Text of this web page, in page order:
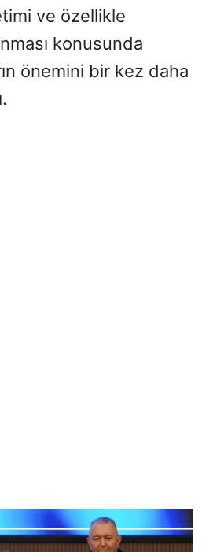
ve özellikle
konusunda
önemini bir kez daha